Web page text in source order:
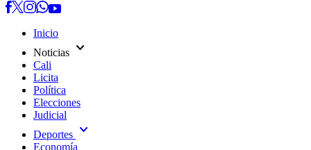
Inicio
Noticias expand_more
Cali
Licita
Política
Elecciones
Judicial
Deportes expand_more
Economía